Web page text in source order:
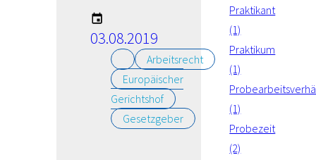
03.08.2019
Arbeitsrecht
Europäischer
Gerichtshof
Gesetzgeber
Praktikant
(1)
Praktikum
(1)
(1)
Probezeit
(2)